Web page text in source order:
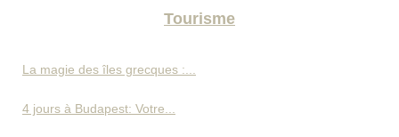
Tourisme
La magie des îles grecques :...
4 jours à Budapest: Votre...